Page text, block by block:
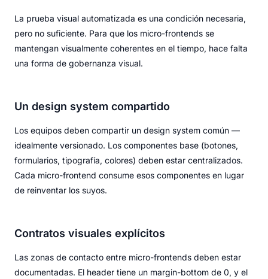
La prueba visual automatizada es una condición necesaria,
pero no suficiente. Para que los micro-frontends se
mantengan visualmente coherentes en el tiempo, hace falta
una forma de gobernanza visual.
Un design system compartido
Los equipos deben compartir un design system común —
idealmente versionado. Los componentes base (botones,
formularios, tipografía, colores) deben estar centralizados.
Cada micro-frontend consume esos componentes en lugar
de reinventar los suyos.
Contratos visuales explícitos
Las zonas de contacto entre micro-frontends deben estar
documentadas. El header tiene un margin-bottom de 0, y el